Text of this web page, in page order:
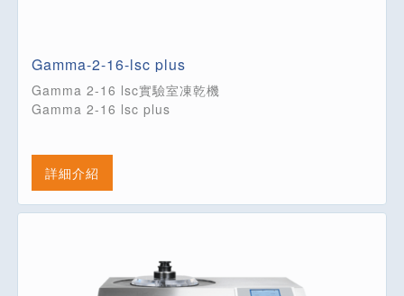
Gamma-2-16-lsc plus
Gamma 2-16 lsc實驗室凍乾機
Gamma 2-16 lsc plus
詳細介紹